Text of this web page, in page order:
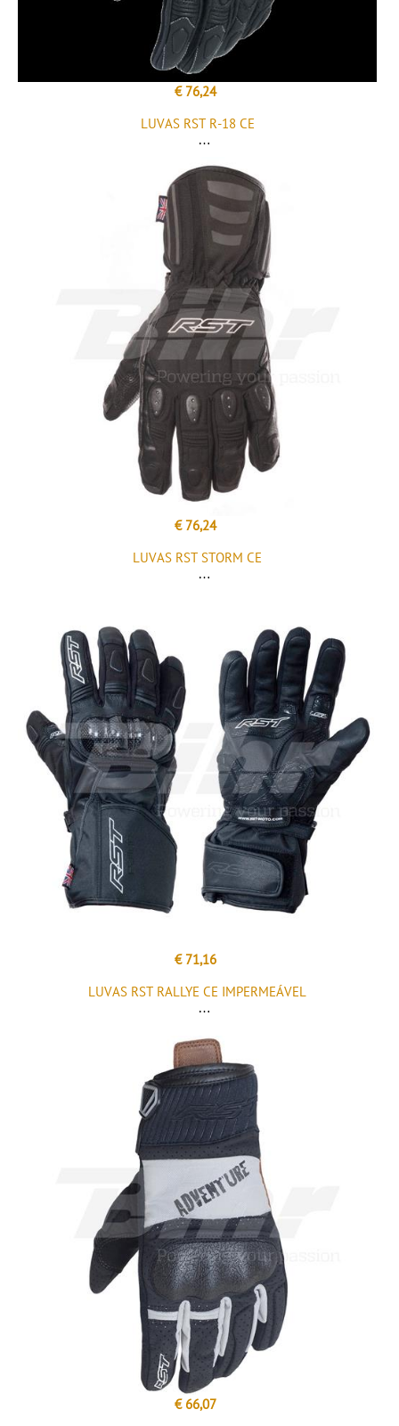
€ 76,24
LUVAS RST R-18 CE
€ 76,24
LUVAS RST STORM CE
€ 71,16
LUVAS RST RALLYE CE IMPERMEÁVEL
€ 66,07